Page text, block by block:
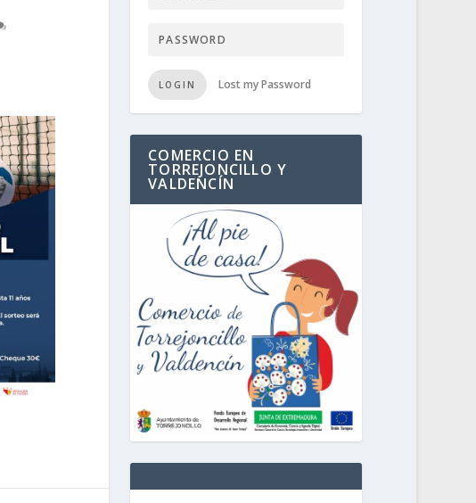
LOGIN Lost my Password
COMERCIO EN
TORREJONCILLO Y
VALDENCÍN